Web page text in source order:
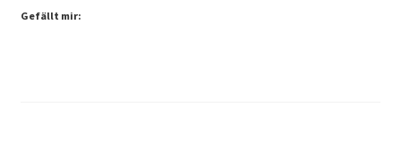
Gefällt mir: